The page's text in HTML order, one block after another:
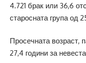
4.721 брак или 36,6
старосната група од
Просечната возраст,
27,4 години за